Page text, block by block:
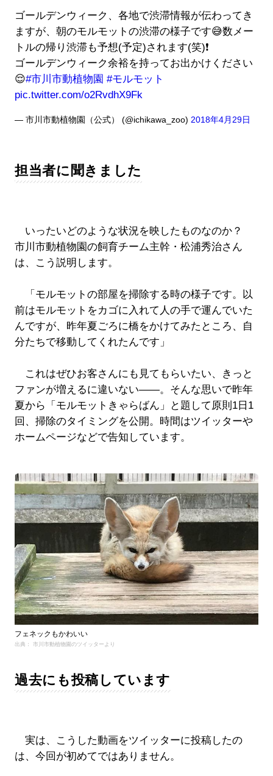
ゴールデンウィーク、各地で渋滞情報が伝わってき
ますが、朝のモルモットの渋滞の様子です😅数メー
トルの帰り渋滞も予想(予定)されます(笑)❗️
ゴールデンウィーク余裕を持ってお出かけください
😌#市川市動植物園 #モルモット
pic.twitter.com/o2RvdhX9Fk
— 市川市動植物園（公式） (@ichikawa_zoo) 2018年4月29日
担当者に聞きました
いったいどのような状況を映したものなのか？
市川市動植物園の飼育チーム主幹・松浦秀治さん
は、こう説明します。
「モルモットの部屋を掃除する時の様子です。以
前はモルモットをカゴに入れて人の手で運んでいた
んですが、昨年夏ごろに橋をかけてみたところ、自
分たちで移動してくれたんです」
これはぜひお客さんにも見てもらいたい、きっと
ファンが増えるに違いない――。そんな思いで昨年
夏から「モルモットきゃらばん」と題して原則1日1
回、掃除のタイミングを公開。時間はツイッターや
ホームページなどで告知しています。
フェネックもかわいい
出典： 市川市動植物園のツイッターより
過去にも投稿しています
実は、こうした動画をツイッターに投稿したの
は、今回が初めてではありません。